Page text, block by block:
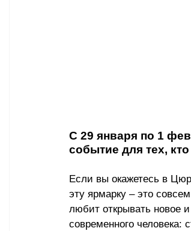
С 29 января по 1
событие для тех,
Если вы окажетесь в
эту ярмарку – это
любит открывать новое
современного